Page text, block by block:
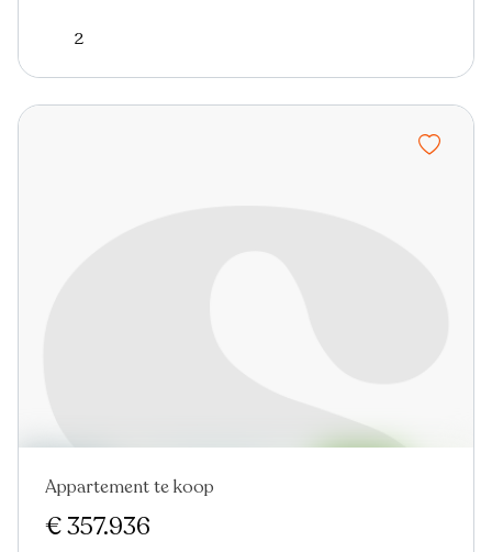
2
Appartement te koop
€ 357.936